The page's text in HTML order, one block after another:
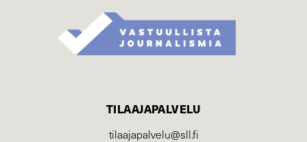
TILAAJAPALVELU
tilaajapalvelu@sll.fi